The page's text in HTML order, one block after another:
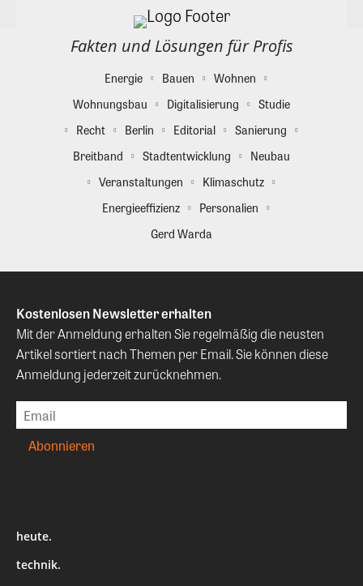
Fakten und Lösungen für Profis
Energie Bauen
Wohnen
Wohnungsbau
Digitalisierung
Studie
Recht
Berlin Editorial
Sanierung
Breitband
Stadtentwicklung
Neubau
Veranstaltungen
Klimaschutz
Energieeffizienz
Personalien
Gerd Warda
Kostenlosen Newsletter erhalten
Mit der Anmeldung erhalten Sie regelmäßig die neusten
Artikel sortiert nach Themen per Email. Sie können diese
Anmeldung jederzeit zurücknehmen.
heute.
technik.